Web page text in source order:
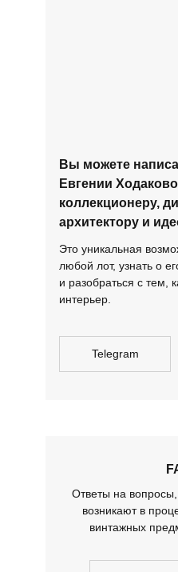
Telegram
Это уникальная
любой лот, узнать о
и разобраться с тем,
интерьер.
Ответы на
возникают в
винтажных
Вы можете
Евгении
коллекционеру,
архитектору и